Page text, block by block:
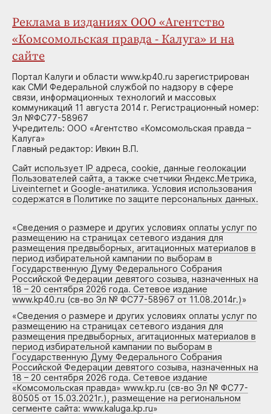
Реклама в изданиях ООО «Агентство
«Комсомольская правда - Калуга» и на
сайте
Портал Калуги и области www.kp40.ru зарегистрирован
как СМИ Федеральной службой по надзору в сфере
связи, информационных технологий и массовых
коммуникаций 11 августа 2014 г. Регистрационный номер:
Эл №ФС77-58967
Учредитель: ООО «Агентство «Комсомольская правда –
Калуга»
Главный редактор: Ивкин В.П.
Сайт использует IP адреса, cookie, данные геолокации
Пользователей сайта, а также счетчики Яндекс.Метрика,
Liveinternet и Google-анатилика. Условия использования
содержатся в Политике по защите персональных данных.
«Сведения о размере и других условиях оплаты услуг по
размещению на страницах сетевого издания для
размещения предвыборных, агитационных материалов в
период избирательной кампании по выборам в
Государственную Думу Федерального Собрания
Российской Федерации девятого созыва, назначенных на
18 – 20 сентября 2026 года. Сетевое издание
www.kp40.ru (св-во Эл № ФС77-58967 от 11.08.2014г.)»
«Сведения о размере и других условиях оплаты услуг по
размещению на страницах сетевого издания для
размещения предвыборных, агитационных материалов в
период избирательной кампании по выборам в
Государственную Думу Федерального Собрания
Российской Федерации девятого созыва, назначенных на
18 – 20 сентября 2026 года. Сетевое издание
«Комсомольская правда» www.kp.ru (св-во Эл № ФС77-
80505 от 15.03.2021г.), размещение на региональном
сегменте сайта: www.kaluga.kp.ru»